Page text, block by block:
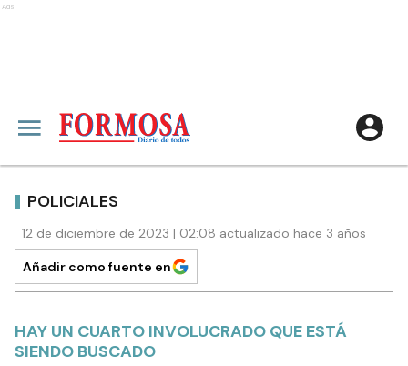
Ads
POLICIALES
12 de diciembre de 2023 | 02:08 actualizado hace 3 años
Añadir como fuente en
HAY UN CUARTO INVOLUCRADO QUE ESTÁ
SIENDO BUSCADO